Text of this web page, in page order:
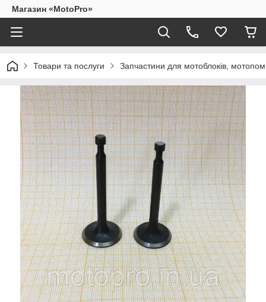
Магазин «MotoPro»
Товари та послуги Запчастини для мотоблоків,